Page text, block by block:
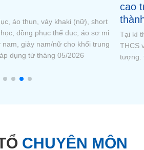
giỏi olympic
tháng 4/2026, trường TH,
đạt nhiều thành tích ấn
Nhì và 26 Giải Ba.
kết
Sau
ta đã
mặt
CHUYÊN MÔN